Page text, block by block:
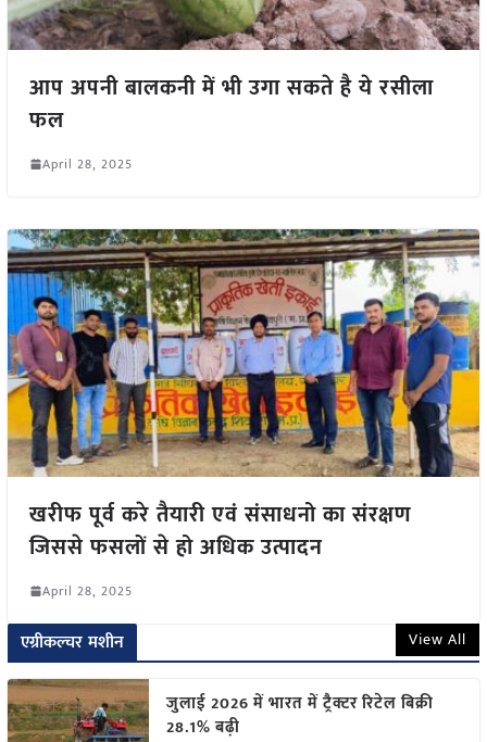
आप अपनी बालकनी में भी उगा सकते है ये रसीला
फल
April 28, 2025
खरीफ पूर्व करे तैयारी एवं संसाधनो का संरक्षण
जिससे फसलों से हो अधिक उत्पादन
April 28, 2025
एग्रीकल्चर मशीन View All
जुलाई 2026 में भारत में ट्रैक्टर रिटेल बिक्री
28.1% बढ़ी